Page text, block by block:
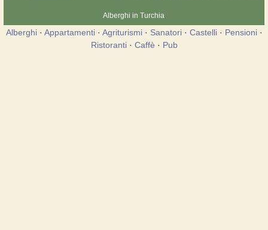
Alberghi in Turchia
Alberghi· Appartamenti· Agriturismi· Sanatori· Castelli· Pensioni·
Ristoranti· Caffè · Pub